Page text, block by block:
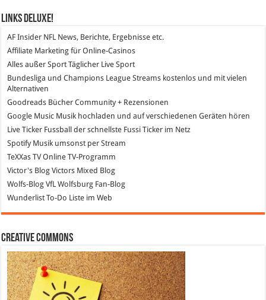
Links DeLuXe!
AF Insider NFL News, Berichte, Ergebnisse etc.
Affiliate Marketing für Online-Casinos
Alles außer SportTäglicher Live Sport
Bundesliga und Champions League Streams kostenlos und mit vielen
Alternativen
Goodreads Bücher Community + Rezensionen
Google Music Musik hochladen und auf verschiedenen Geräten hören
Live Ticker Fussball
der schnellste Fussi Ticker im Netz
SpotifyMusik umsonst per Stream
TeXXas TVOnline TV-Programm
Victor's Blog Victors Mixed Blog
Wolfs-Blog VfL Wolfsburg Fan-Blog
WunderlistTo-Do Liste im Web
Creative Commons